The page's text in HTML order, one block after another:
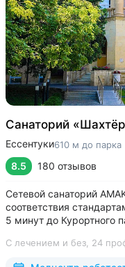
Санаторий
Ессентуки610 м до парка
8.5 180 отзывов
Сетевой санаторий
соответствия
5 минут до Курортного
водой Ессентуки № 4 и
«Центральный» —
С лечением и без, 24